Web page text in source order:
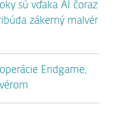
sú vďaka AI čoraz
zákerný malvér
Endgame,